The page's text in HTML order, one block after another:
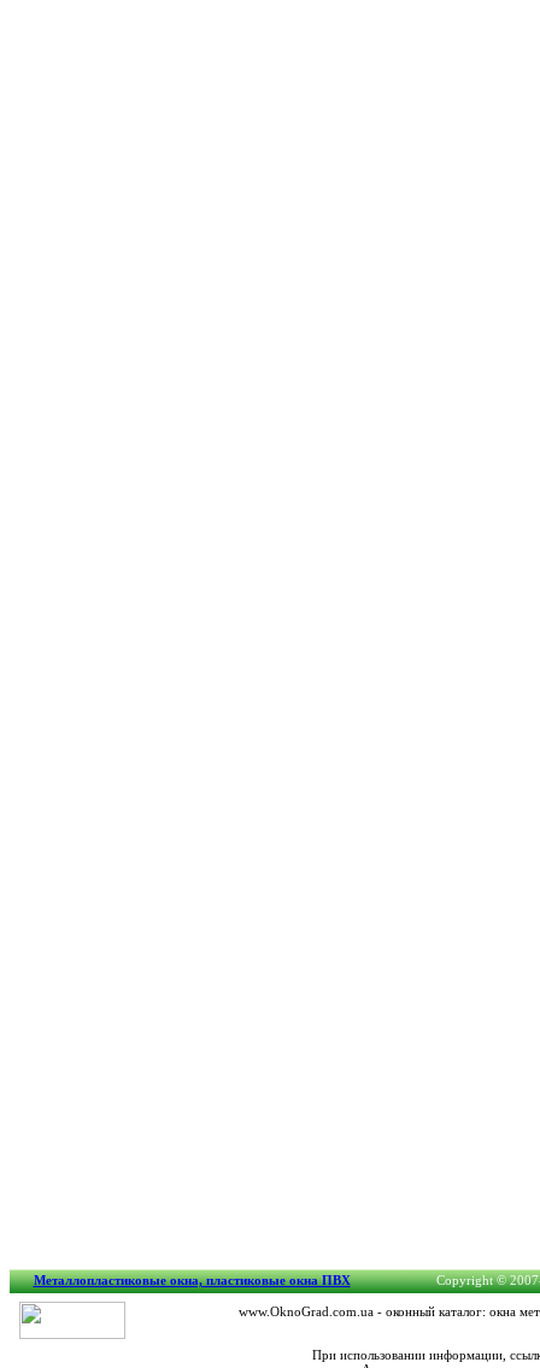
Металлопластиковые окна, пластиковые окна ПВХ Copyright ©
www.OknoGrad.com.ua - оконный каталог: окна
При использовании информации,